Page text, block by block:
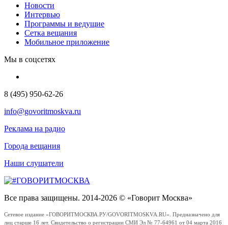
Новости
Интервью
Программы и ведущие
Сетка вещания
Мобильное приложение
Мы в соцсетях
8 (495) 950-62-26
info@govoritmoskva.ru
Реклама на радио
Города вещания
Наши слушатели
Все права защищены. 2014-2026 © «Говорит Москва»
Сетевое издание «ГОВОРИТМОСКВА.РУ/GOVORITMOSKVA.RU». Предназначено для
лиц старше 16 лет. Свидетельство о регистрации СМИ Эл № 77-64961 от 04 марта 2016